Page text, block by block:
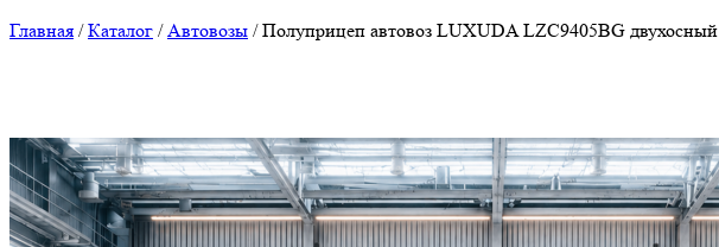
Главная /Каталог /Автовозы /Полуприцеп автовоз LUXUDA LZC9405BG двухосный